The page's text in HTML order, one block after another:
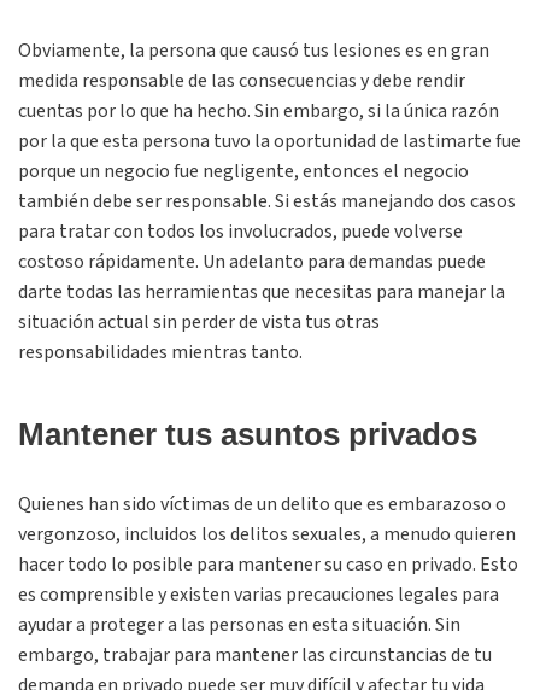
Obviamente, la persona que causó tus lesiones es en gran
medida responsable de las consecuencias y debe rendir
cuentas por lo que ha hecho. Sin embargo, si la única razón
por la que esta persona tuvo la oportunidad de lastimarte fue
porque un negocio fue negligente, entonces el negocio
también debe ser responsable. Si estás manejando dos casos
para tratar con todos los involucrados, puede volverse
costoso rápidamente. Un adelanto para demandas puede
darte todas las herramientas que necesitas para manejar la
situación actual sin perder de vista tus otras
responsabilidades mientras tanto.
Mantener tus asuntos privados
Quienes han sido víctimas de un delito que es embarazoso o
vergonzoso, incluidos los delitos sexuales, a menudo quieren
hacer todo lo posible para mantener su caso en privado. Esto
es comprensible y existen varias precauciones legales para
ayudar a proteger a las personas en esta situación. Sin
embargo, trabajar para mantener las circunstancias de tu